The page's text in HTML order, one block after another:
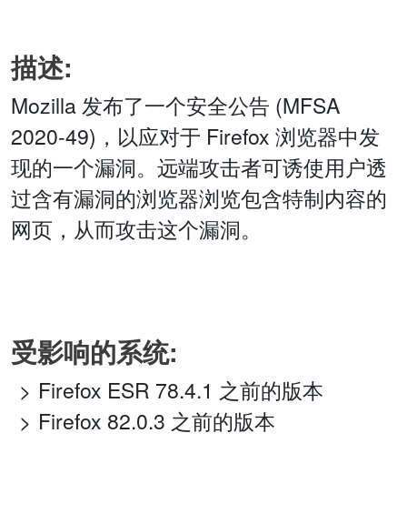
描述:
Mozilla 发布了一个安全公告 (MFSA
2020-49)，以应对于 Firefox 浏览器中发
现的一个漏洞。远端攻击者可诱使用户透
过含有漏洞的浏览器浏览包含特制内容的
网页，从而攻击这个漏洞。
受影响的系统:
Firefox ESR 78.4.1 之前的版本
Firefox 82.0.3 之前的版本